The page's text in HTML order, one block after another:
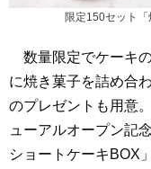
限定150セット
数量限定でケーキ
に焼き菓子を詰め合
のプレゼントも用意
ューアルオープン記
ショートケーキBOX